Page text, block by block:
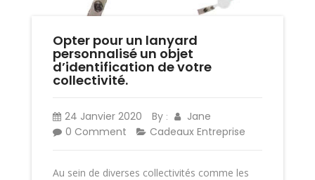
Opter pour un lanyard
personnalisé un objet
d’identification de votre
collectivité.
24 Janvier 2020 By :
Jane
0 Comment
Cadeaux Entreprise
Au sein de diverses collectivités comme les